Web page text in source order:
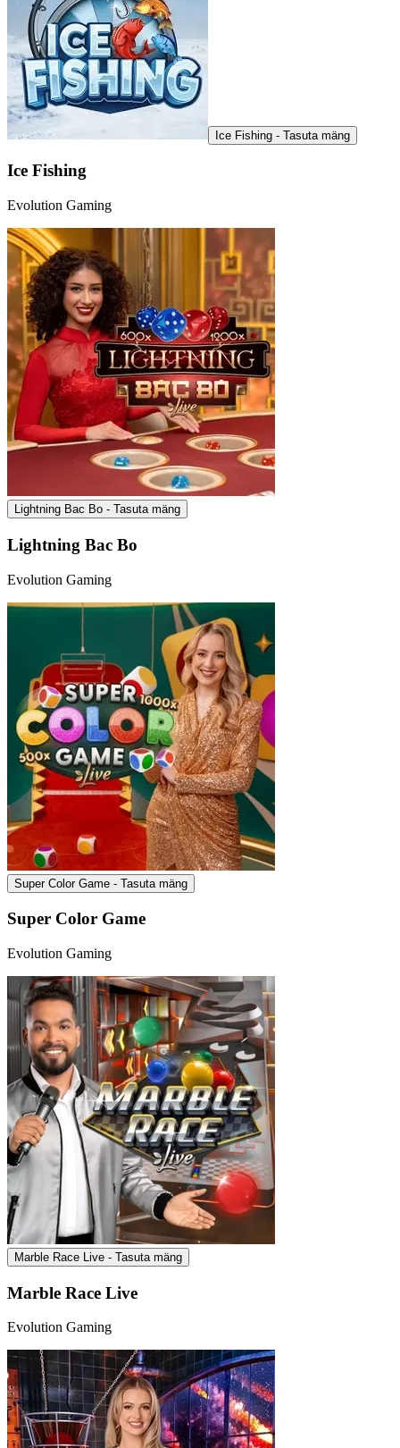
Ice Fishing - Tasuta mäng
Ice Fishing
Evolution Gaming
Lightning Bac Bo - Tasuta mäng
Lightning Bac Bo
Evolution Gaming
Super Color Game - Tasuta mäng
Super Color Game
Evolution Gaming
Marble Race Live - Tasuta mäng
Marble Race Live
Evolution Gaming